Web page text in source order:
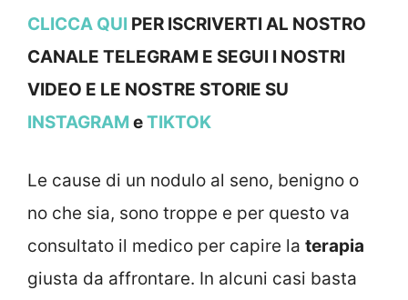
CLICCA QUI PER ISCRIVERTI AL NOSTRO
CANALE TELEGRAM E SEGUI I NOSTRI
VIDEO E LE NOSTRE STORIE SU
INSTAGRAMeTIKTOK
Le cause di un nodulo al seno, benigno o
no che sia, sono troppe e per questo va
consultato il medico per capire la terapia
giusta da affrontare. In alcuni casi basta